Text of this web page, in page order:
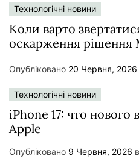
Технологічні новини
Коли варто
оскарження
Опубліковано 20 Червня, 2026
Технологічні новини
iPhone 17: что нового
Apple
Опубліковано 9 Червня, 2026